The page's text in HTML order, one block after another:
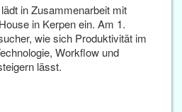
in Zusammenarbeit mit
in Kerpen ein. Am 1.
wie sich Produktivität im
Workflow und
lässt.